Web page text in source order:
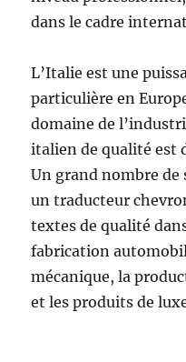
dans le cadre
L’Italie est une
particulière en
domaine de
italien de qualité est
Un grand nombre de
un traducteur
textes de qualité
fabrication
mécanique, la
et les produits de